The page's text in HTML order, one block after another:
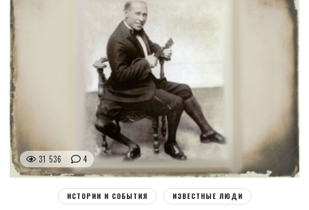
31 536 4
ИСТОРИИ И СОБЫТИЯ ИЗВЕСТНЫЕ ЛЮДИ